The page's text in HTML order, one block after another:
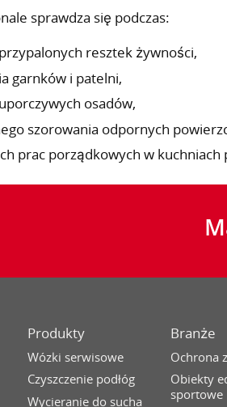
sprawdza się podczas:
resztek żywności,
garnków i patelni,
osadów,
szorowania odpornych
prac porządkowych w
Produkty
Wózki serwisowe
Czyszczenie podłóg
Wycieranie do sucha
Branże
Ochrona
Obiekty
sportowe